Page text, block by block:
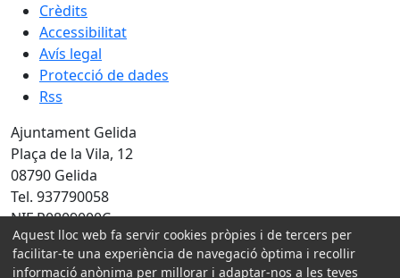
Crèdits
Accessibilitat
Avís legal
Protecció de dades
Rss
Ajuntament Gelida
Plaça de la Vila, 12
08790 Gelida
Tel. 937790058
NIF P0809000C
Amb la col·laboració de:
Aquest lloc web fa servir cookies pròpies i de tercers per
facilitar-te una experiència de navegació òptima i recollir
informació anònima per millorar i adaptar-nos a les teves